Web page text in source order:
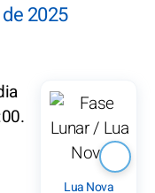
2025
Lua Nova